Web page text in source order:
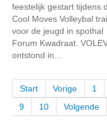
feestelijk gestart tijdens
Cool Moves Volleybal
voor de jeugd in spothal
Forum Kwadraat.
ontstond in...
Start Vorige 1
9
10 Volgende